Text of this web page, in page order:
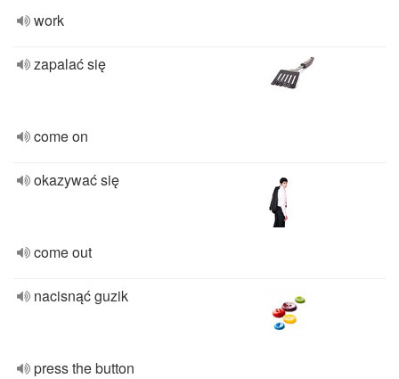
work
zapalać się
come on
okazywać się
come out
nacisnąć guzik
press the button